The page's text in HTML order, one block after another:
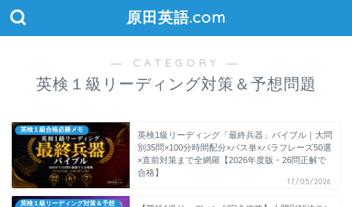
原田英語.com
― CATEGORY ―
英検１級リーディング対策＆予想問題
英検１級合格必勝メモ
英検1級リーディング「最終兵器」バイブル｜大問
別35問×100分時間配分×パス単×パラフレーズ50選
×直前対策まで全網羅【2026年度版・26問正解で
合格】
17/05/2026
英検１級リーディング対策＆予想